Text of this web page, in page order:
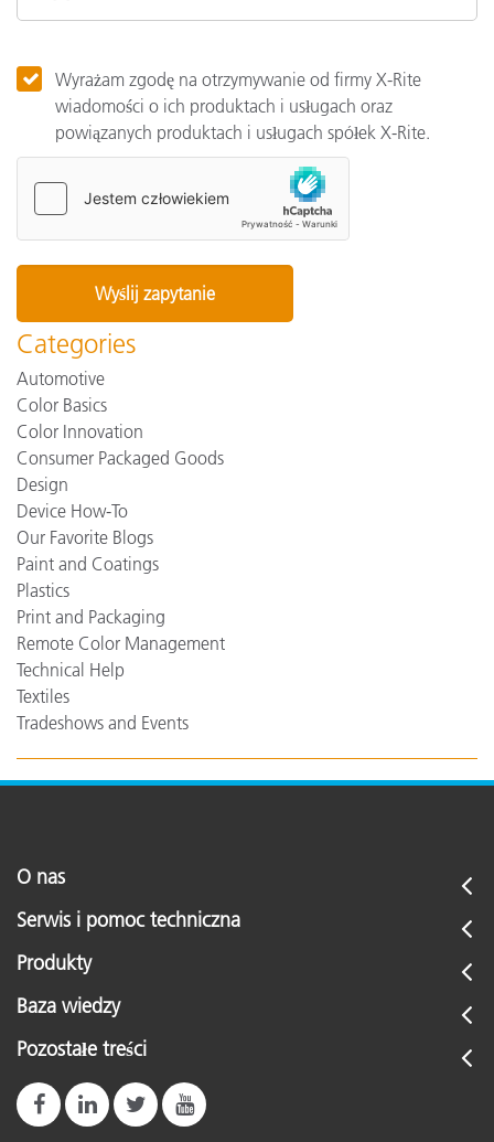
Wyrażam zgodę na otrzymywanie od firmy X-Rite
wiadomości o ich produktach i usługach oraz
powiązanych produktach i usługach spółek X-Rite.
Categories
Automotive
Color Basics
Color Innovation
Consumer Packaged Goods
Design
Device How-To
Our Favorite Blogs
Paint and Coatings
Plastics
Print and Packaging
Remote Color Management
Technical Help
Textiles
Tradeshows and Events
O nas
Serwis i pomoc techniczna
Produkty
Baza wiedzy
Pozostałe treści